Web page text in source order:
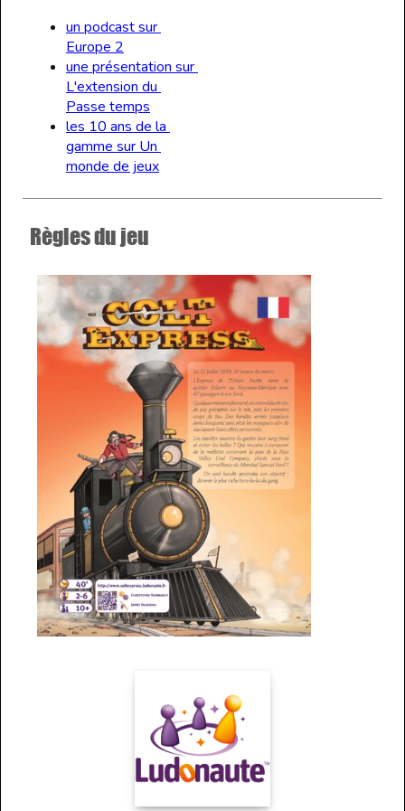
un podcast sur
Europe 2
une présentation sur
L'extension du
Passe temps
les 10 ans de la
gamme sur Un
monde de jeux
Règles du jeu